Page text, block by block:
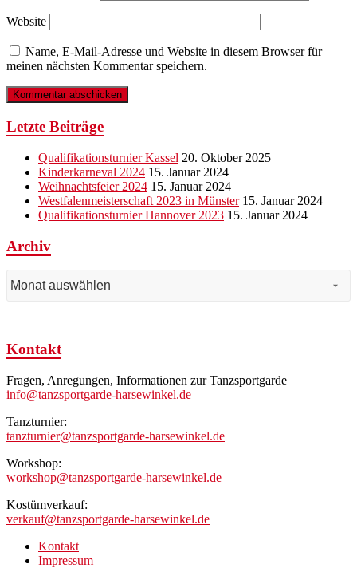
Website
Name, E-Mail-Adresse und Website in diesem Browser für
meinen nächsten Kommentar speichern.
Letzte Beiträge
Qualifikationsturnier Kassel 20. Oktober 2025
Kinderkarneval 2024 15. Januar 2024
Weihnachtsfeier 2024 15. Januar 2024
Westfalenmeisterschaft 2023 in Münster 15. Januar 2024
Qualifikationsturnier Hannover 2023 15. Januar 2024
Archiv
Kontakt
Fragen, Anregungen, Informationen zur Tanzsportgarde
info@tanzsportgarde-harsewinkel.de
Tanzturnier:
tanzturnier@tanzsportgarde-harsewinkel.de
Workshop:
workshop@tanzsportgarde-harsewinkel.de
Kostümverkauf:
verkauf@tanzsportgarde-harsewinkel.de
Kontakt
Impressum